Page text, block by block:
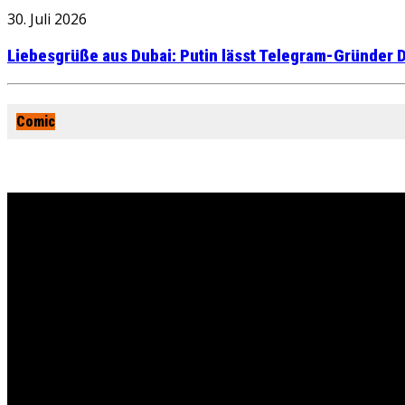
30. Juli 2026
Liebesgrüße aus Dubai: Putin lässt Telegram-Gründer
Comic